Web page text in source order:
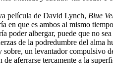
película de David Lynch, Blue
en que es ambos al mismo
poder albergar, puede que no
de la podredumbre del alma
un levantador compulsivo
aferrarse tercamente a la